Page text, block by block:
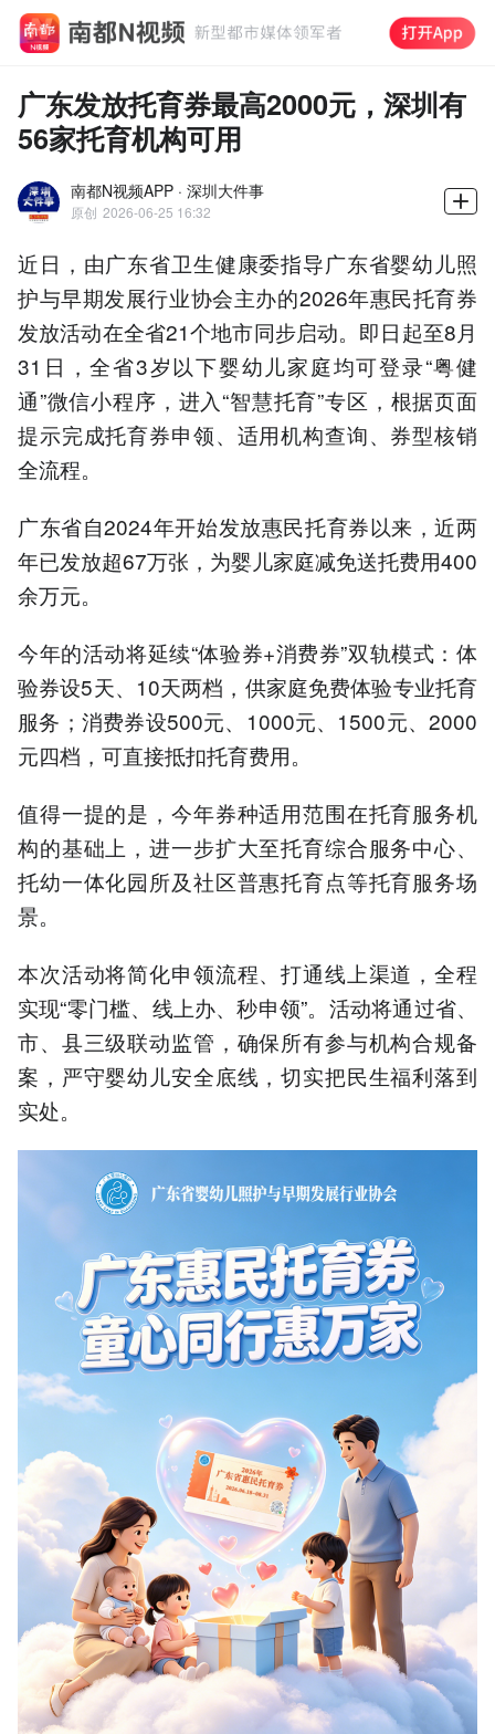
广东发放托育券最高2000元，深圳有
56家托育机构可用
南都N视频APP · 深圳大件事
原创 2026-06-25 16:32
近日，由广东省卫生健康委指导广东省婴幼儿照
护与早期发展行业协会主办的2026年惠民托育券
发放活动在全省21个地市同步启动。即日起至8月
31日，全省3岁以下婴幼儿家庭均可登录“粤健
通”微信小程序，进入“智慧托育”专区，根据页面
提示完成托育券申领、适用机构查询、券型核销
全流程。
广东省自2024年开始发放惠民托育券以来，近两
年已发放超67万张，为婴儿家庭减免送托费用400
余万元。
今年的活动将延续“体验券+消费券”双轨模式：体
验券设5天、10天两档，供家庭免费体验专业托育
服务；消费券设500元、1000元、1500元、2000
元四档，可直接抵扣托育费用。
值得一提的是，今年券种适用范围在托育服务机
构的基础上，进一步扩大至托育综合服务中心、
托幼一体化园所及社区普惠托育点等托育服务场
景。
本次活动将简化申领流程、打通线上渠道，全程
实现“零门槛、线上办、秒申领”。活动将通过省、
市、县三级联动监管，确保所有参与机构合规备
案，严守婴幼儿安全底线，切实把民生福利落到
实处。